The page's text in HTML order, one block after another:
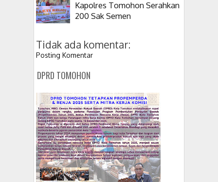
Kapolres Tomohon Serahkan
200 Sak Semen
Tidak ada komentar:
Posting Komentar
DPRD TOMOHON